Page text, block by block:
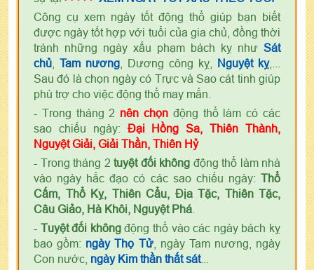
Công cụ xem ngày tốt động thổ giúp bạn biết
được ngày tốt hợp với tuổi của gia chủ, đồng thời
tránh những ngày xấu phạm bách kỵ như Sát
chủ
Tam nương , Dương công kỵ, Nguyệt kỵ,...
Sau đó là chọn ngày có Trực và Sao cát tinh giúp
phù trợ cho việc động thổ may mắn.
- Trong tháng 2 nên chọn động thổ làm có các
sao chiếu ngày: Đại Hồng Sa, Thiên Thành,
Nguyệt Giải, Giải Thần, Thiên Hỷ
- Trong tháng 2 tuyệt đối không động thổ làm nhà
vào ngày hắc đạo có các sao chiếu ngày: Thổ
Cấm, Thổ Kỵ, Thiên Cẩu, Địa Tặc, Thiên Tặc,
Câu Giảo, Hà Khôi, Nguyệt Phá
- Tuyệt đối khôngđộng thổ vào các ngày bách kỵ
bao gồm: ngày Thọ Tử, ngày Tam nương, ngày
Con nước, ngày Kim thần thất sát...